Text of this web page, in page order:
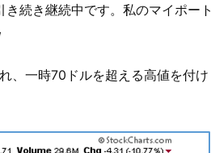
続き継続中です。私のマイポート
、一時70ドルを超える高値を付け